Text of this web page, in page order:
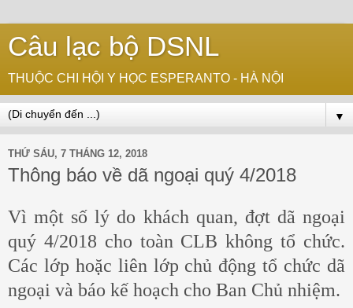
Câu lạc bộ DSNL
THUỘC CHI HỘI Y HỌC ESPERANTO - HÀ NỘI
▼
THỨ SÁU, 7 THÁNG 12, 2018
Thông báo về dã ngoại quý 4/2018
Vì một số lý do khách quan, đợt dã ngoại
quý 4/2018 cho toàn CLB không tổ chức.
Các lớp hoặc liên lớp chủ động tổ chức dã
ngoại và báo kế hoạch cho Ban Chủ nhiệm.